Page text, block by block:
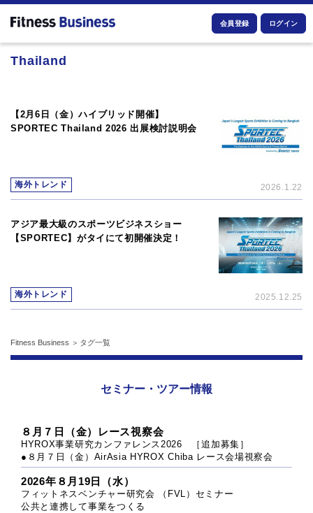
会員登録 ログイン
Thailand
【2月6日（金）ハイブリッド開催】
SPORTEC Thailand 2026 出展検討説明会
海外トレンド 2026.1.22
アジア最大級のスポーツビジネスショー
【SPORTEC】がタイにて初開催決定！
海外トレンド 2025.12.25
Fitness Business タグ一覧
セミナー・ツアー情報
８月７日（金）レース視察会
HYROX事業研究カンファレンス2026 ［追加募集］
●８月７日（金）AirAsia HYROX Chiba レース会場視察会
2026年８月19日（水）
フィットネスベンチャー研究会 （FVL）セミナー
公共と連携して事業をつくる